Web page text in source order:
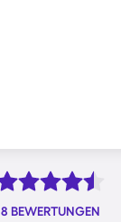
8 BEWERTUNGEN